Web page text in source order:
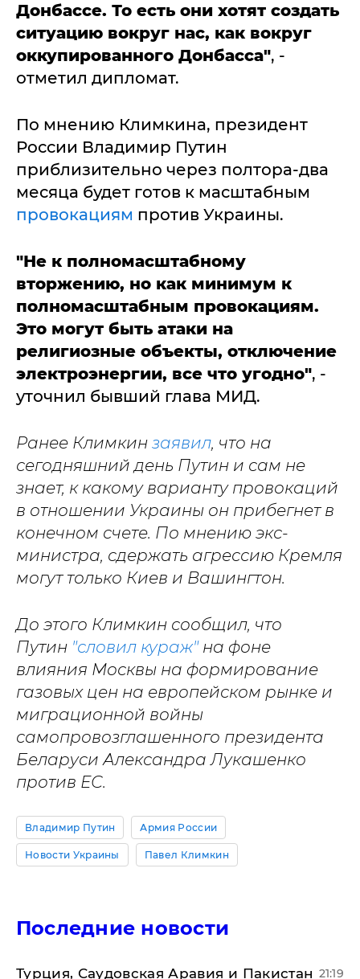
Донбассе. То есть они хотят создать
ситуацию вокруг нас, как вокруг
оккупированного Донбасса", -
отметил дипломат.
По мнению Климкина, президент
России Владимир Путин
приблизительно через полтора-два
месяца будет готов к масштабным
провокациям против Украины.
"Не к полномасштабному
вторжению, но как минимум к
полномасштабным провокациям.
Это могут быть атаки на
религиозные объекты, отключение
электроэнергии, все что угодно", -
уточнил бывший глава МИД.
Ранее Климкин заявил, что на
сегодняшний день Путин и сам не
знает, к какому варианту провокаций
в отношении Украины он прибегнет в
конечном счете. По мнению экс-
министра, сдержать агрессию Кремля
могут только Киев и Вашингтон.
До этого Климкин сообщил, что
Путин "словил кураж"на фоне
влияния Москвы на формирование
газовых цен на европейском рынке и
миграционной войны
самопровозглашенного президента
Беларуси Александра Лукашенко
против ЕС.
Владимир Путин Армия России
Новости Украины Павел Климкин
Последние новости
Турция, Саудовская Аравия и Пакистан 21:19